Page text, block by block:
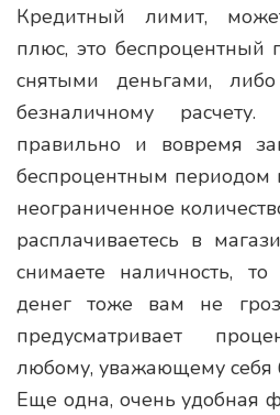
Кредитный лимит,
плюс, это беспроцентный
снятыми деньгами,
безналичному
правильно и вовремя
беспроцентным периодом
неограниченное
расплачиваетесь в
снимаете наличность,
денег тоже вам не
предусматривает
любому, уважающему себя
Еще одна, очень удобная